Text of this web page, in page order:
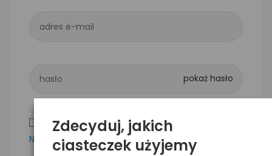
adres e-mail
hasło
Zapamiętaj mnie
Nie pamiętam hasła
Zdecyduj, jakich
ciasteczek użyjemy